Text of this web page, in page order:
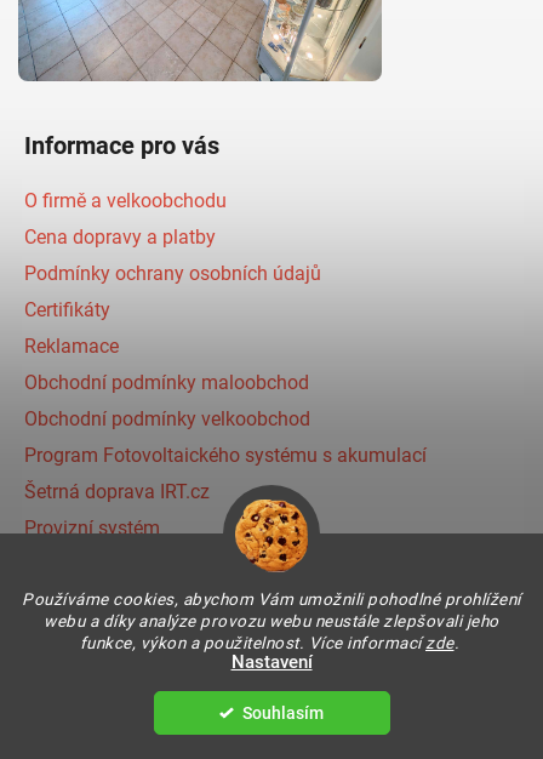
Používáme cookies, abychom Vám umožnili pohodlné prohlížení
webu a díky analýze provozu webu neustále zlepšovali jeho
funkce, výkon a použitelnost. Více informacízde.
Nastavení
Souhlasím
Informace pro vás
O firmě a velkoobchodu
Cena dopravy a platby
Podmínky ochrany osobních údajů
Certifikáty
Reklamace
Obchodní podmínky maloobchod
Obchodní podmínky velkoobchod
Program Fotovoltaického systému s akumulací
Šetrná doprava IRT.cz
Provizní systém
Instagram